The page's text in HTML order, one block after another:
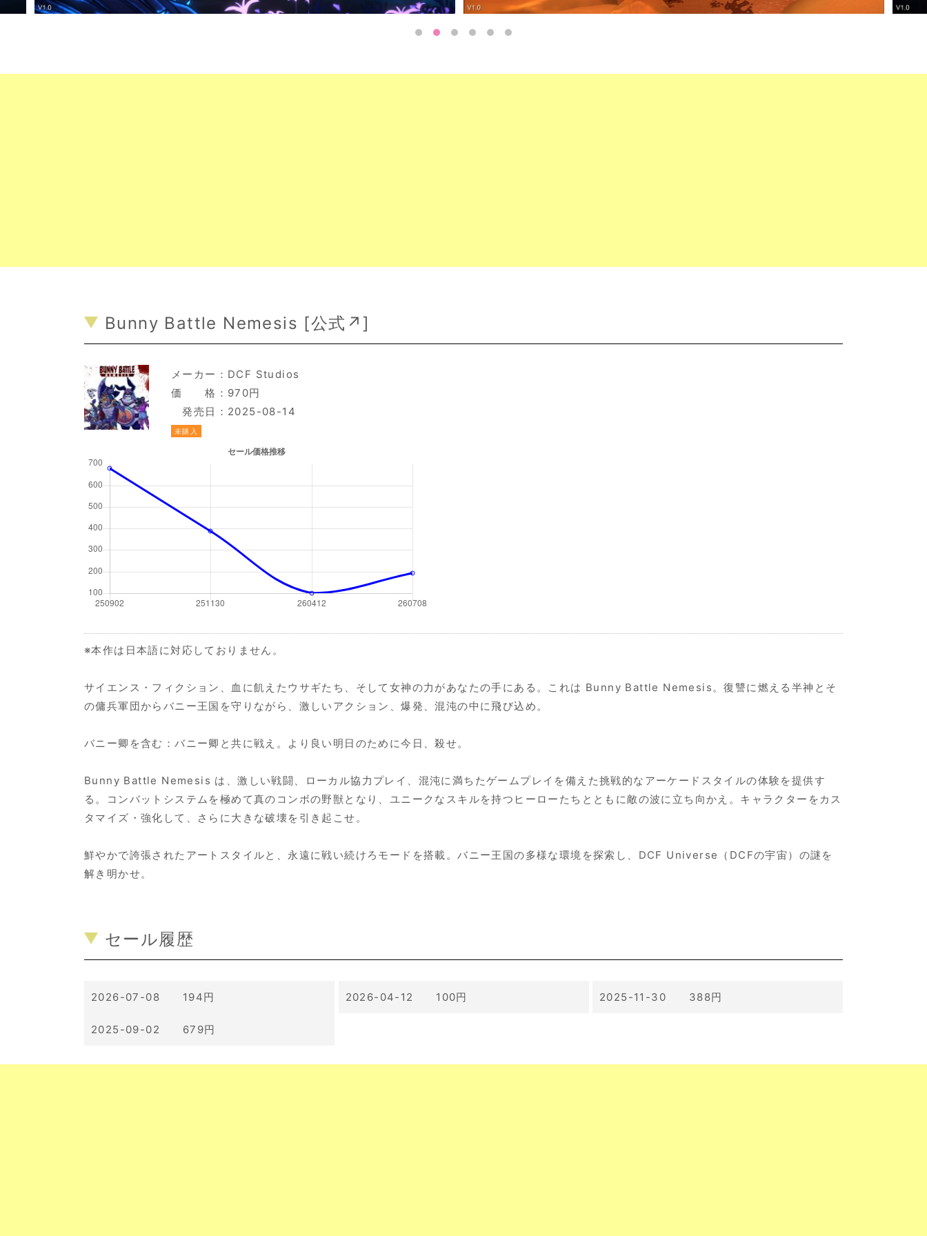
Bunny Battle Nemesis [公式↗]
メーカー： DCF Studios
価 格：970円
発売日：2025-08-14
未購入
※本作は日本語に対応しておりません。
サイエンス・フィクション、血に飢えたウサギたち、そして女神の力があなたの手にある。これは Bunny Battle Nemesis。復讐に燃える半神とそ
の傭兵軍団からバニー王国を守りながら、激しいアクション、爆発、混沌の中に飛び込め。
バニー卿を含む：バニー卿と共に戦え。より良い明日のために今日、殺せ。
Bunny Battle Nemesis は、激しい戦闘、ローカル協力プレイ、混沌に満ちたゲームプレイを備えた挑戦的なアーケードスタイルの体験を提供す
る。コンバットシステムを極めて真のコンボの野獣となり、ユニークなスキルを持つヒーローたちとともに敵の波に立ち向かえ。キャラクターをカス
タマイズ・強化して、さらに大きな破壊を引き起こせ。
鮮やかで誇張されたアートスタイルと、永遠に戦い続けろモードを搭載。バニー王国の多様な環境を探索し、DCF Universe（DCFの宇宙）の謎を
解き明かせ。
セール履歴
2026-07-08 194円 2026-04-12 100円 2025-11-30 388円
2025-09-02 679円